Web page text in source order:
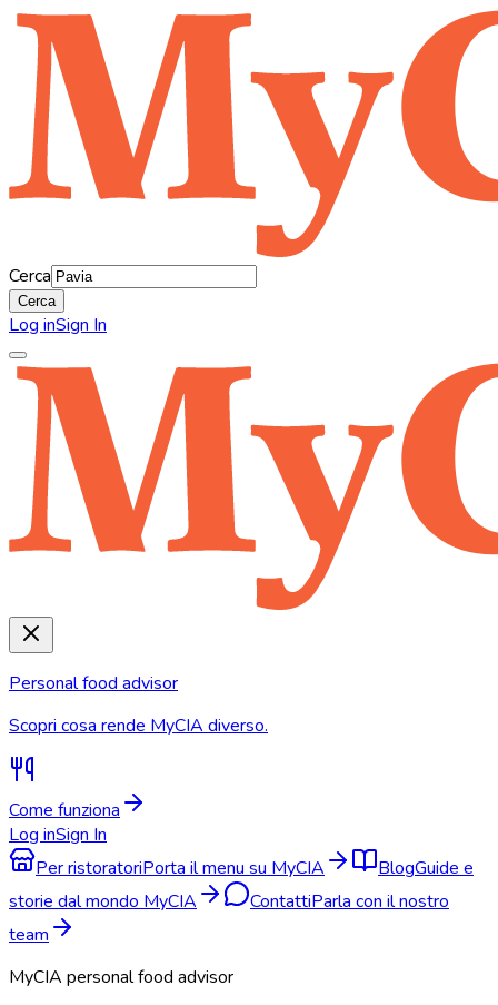
Cerca
Cerca
Log inSign In
Personal food advisor
Scopri cosa rende MyCIA diverso.
Come funziona
Log inSign In
Per ristoratoriPorta il menu su MyCIA BlogGuide e
storie dal mondo MyCIA
ContattiParla con il nostro
team
MyCIA personal food advisor